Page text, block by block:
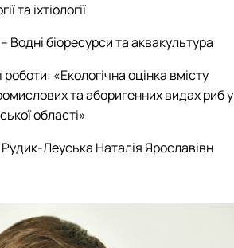
та іхтіології
Водні біоресурси та аквакультура
роботи: «Екологічна оцінка вмісту
та аборигенних видах риб у
області»
Рудик-Леуська Наталія Ярославівн